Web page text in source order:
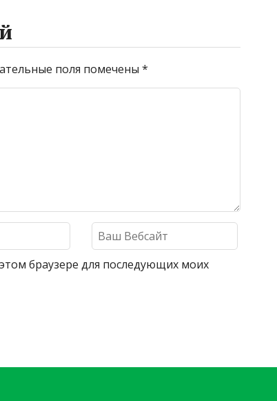
поля помечены *
браузере для последующих моих